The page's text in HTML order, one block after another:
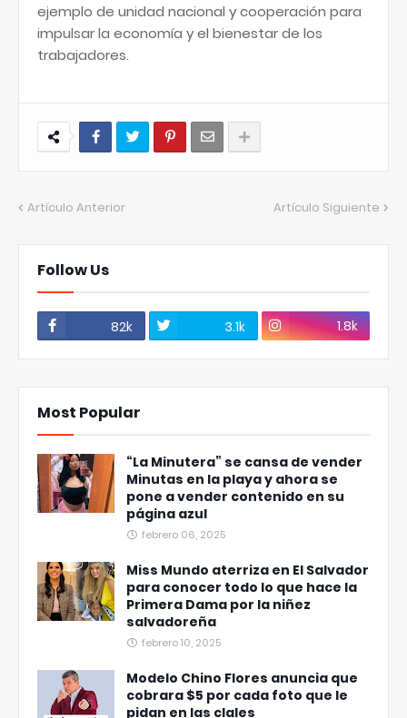
ejemplo de unidad nacional y cooperación para
impulsar la economía y el bienestar de los
trabajadores.
Artículo Anterior Artículo Siguiente
Follow Us
82k 3.1k 1.8k
Most Popular
“La Minutera” se cansa de vender
Minutas en la playa y ahora se
pone a vender contenido en su
página azul
febrero 06, 2025
Miss Mundo aterriza en El Salvador
para conocer todo lo que hace la
Primera Dama por la niñez
salvadoreña
febrero 10, 2025
Modelo Chino Flores anuncia que
cobrara $5 por cada foto que le
pidan en las clales